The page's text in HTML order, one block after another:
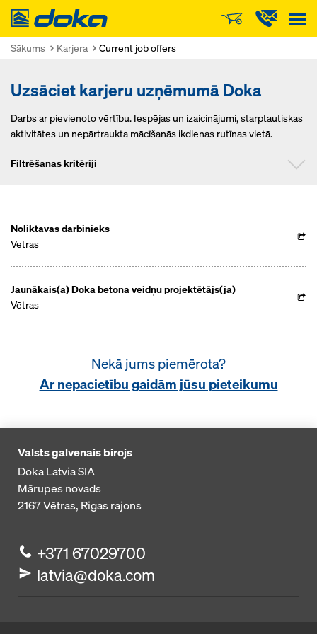
Doka
Sākums Karjera Current job offers
Uzsāciet karjeru uzņēmumā Doka
Darbs ar pievienoto vērtību. Iespējas un izaicinājumi, starptautiskas
aktivitātes un nepārtraukta mācīšanās ikdienas rutīnas vietā.
Filtrēšanas kritēriji
Noliktavas darbinieks
Vetras
Jaunākais(a) Doka betona veidņu projektētājs(ja)
Vētras
Nekā jums piemērota?
Ar nepacietību gaidām jūsu pieteikumu
Valsts galvenais birojs
Doka Latvia SIA
Mārupes novads
2167Vētras, Rigas rajons
+371 67029700
latvia@doka.com